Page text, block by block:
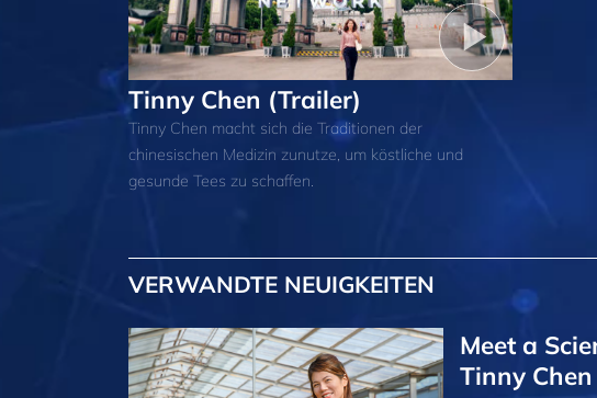
Tinny Chen (Trailer)
Tinny Chen macht sich die Traditionen der
chinesischen Medizin zunutze, um köstliche und
gesunde Tees zu schaffen.
VERWANDTE NEUIGKEITEN
Meet a
Tinny